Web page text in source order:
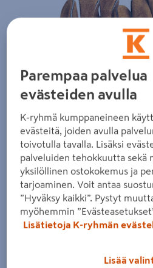
Zoomaa kuvaa
Parempaa palvelua
evästeiden avulla
K-ryhmä kumppaneineen
evästeitä, joiden avulla
toivotulla tavalla. Lisäksi
palveluiden tehokkuutta sekä
yksilöllinen ostokokemus ja
tarjoaminen. Voit antaa
”Hyväksy kaikki”. Pystyt
myöhemmin
Lisätietoja K-ryhmän
Lisää